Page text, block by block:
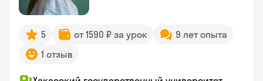
5 от 1590 ₽ за урок
9 лет опыта
1 отзыв